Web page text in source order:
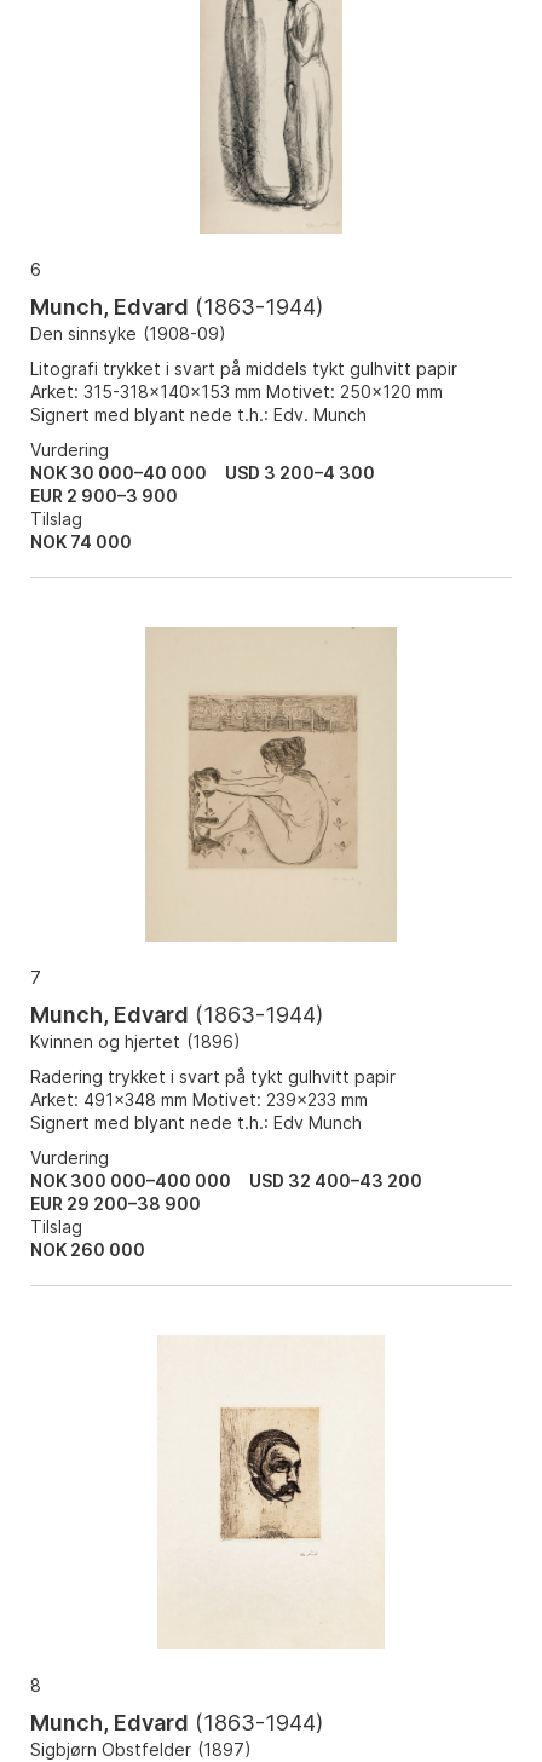
6
Munch, Edvard (1863-1944)
Den sinnsyke (1908-09)
Litografi trykket i svart på middels tykt gulhvitt papir
Arket: 315-318x140x153 mm Motivet: 250x120 mm
Signert med blyant nede t.h.: Edv. Munch
Vurdering
NOK 30 000–40 000
USD 3 200–4 300
EUR 2 900–3 900
Tilslag
NOK 74 000
7
Munch, Edvard (1863-1944)
Kvinnen og hjertet (1896)
Radering trykket i svart på tykt gulhvitt papir
Arket: 491x348 mm Motivet: 239x233 mm
Signert med blyant nede t.h.: Edv Munch
Vurdering
NOK 300 000–400 000
USD 32 400–43 200
EUR 29 200–38 900
Tilslag
NOK 260 000
8
Munch, Edvard (1863-1944)
Sigbjørn Obstfelder (1897)